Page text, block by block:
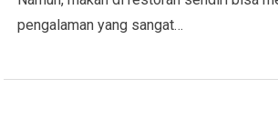
pengalaman yang sangat…